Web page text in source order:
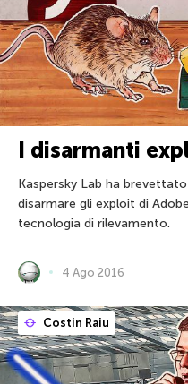
I disarmanti
Kaspersky Lab ha
disarmare gli exploit di
tecnologia di rilevamento.
4 Ago 2016
Costin Raiu